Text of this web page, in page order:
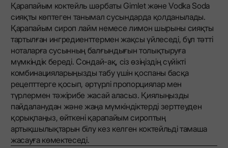
Қарапайым коктейль шәрбаты Gimlet және Vodka Soda
сияқты көптеген танымал сусындарда қолданылады.
Қарапайым сироп лайм немесе лимон шырыны сияқты
тартылған ингредиенттермен жақсы үйлеседі, бұл тәтті
ноталарға сусынның балғындығын толықтыруға
мүмкіндік береді. Сондай-ақ, сіз өзіңіздің сүйікті
комбинацияларыңызды табу үшін қоспаны басқа
рецепттерге қосып, әртүрлі пропорциялар мен
түрлермен тәжірибе жасай аласыз. Қиялыңызды
пайдаланудан және жаңа мүмкіндіктерді зерттеуден
қорықпаңыз, өйткені қарапайым сироптың
артықшылықтарын білу кез келген коктейльді тамаша
жасауға көмектеседі.